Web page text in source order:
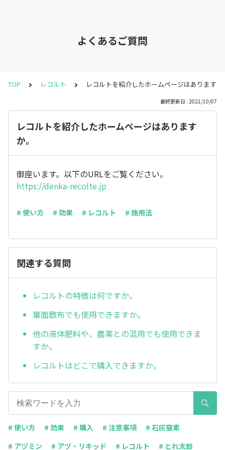
よくあるご質問
TOP レコルト レコルトを紹介したホームページはありますか
最終更新日 : 2021/10/07
レコルトを紹介したホームページはあります
か。
御座います。以下のURLをご覧ください。
https://denka-recolte.jp
# 使い方 # 効果 # レコルト # 施用法
関連する質問
レコルトの特徴は何ですか。
葉面散布でも使用できますか。
他の液体肥料や、農薬との混用でも使用できま
すか。
レコルトはどこで購入できますか。
# 使い方 # 効果 # 購入 # 注意事項
# 石灰窒素
# アヅミン
# アヅ・リキッド # レコルト # とれ太郎